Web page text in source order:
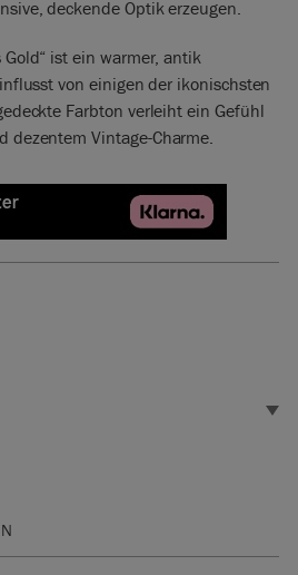
deckende Optik erzeugen.
ist ein warmer, antik
von einigen der ikonischsten
Farbton verleiht ein Gefühl
dezentem Vintage-Charme.